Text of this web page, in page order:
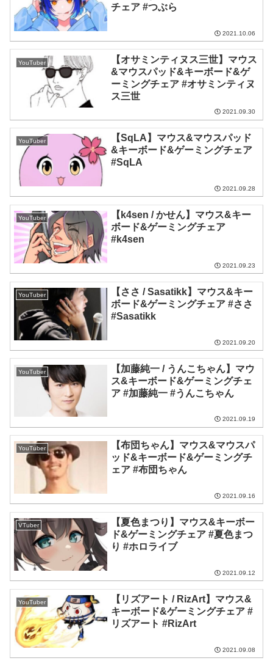
チェア #つぶら
2021.10.06
YouTuber
【オサミンティヌス三世】マウス
&マウスパッド&キーボード&ゲ
ーミングチェア #オサミンティヌ
ス三世
2021.09.30
YouTuber
【SqLA】マウス&マウスパッド
&キーボード&ゲーミングチェア
#SqLA
2021.09.28
YouTuber
【k4sen / かせん】マウス&キー
ボード&ゲーミングチェア
#k4sen
2021.09.23
YouTuber
【ささ / Sasatikk】マウス&キー
ボード&ゲーミングチェア #ささ
#Sasatikk
2021.09.20
YouTuber
【加藤純一 / うんこちゃん】マウ
ス&キーボード&ゲーミングチェ
ア #加藤純一 #うんこちゃん
2021.09.19
YouTuber
【布団ちゃん】マウス&マウスパ
ッド&キーボード&ゲーミングチ
ェア #布団ちゃん
2021.09.16
VTuber
【夏色まつり】マウス&キーボー
ド&ゲーミングチェア #夏色まつ
り #ホロライブ
2021.09.12
YouTuber
【リズアート / RizArt】マウス&
キーボード&ゲーミングチェア #
リズアート #RizArt
2021.09.08